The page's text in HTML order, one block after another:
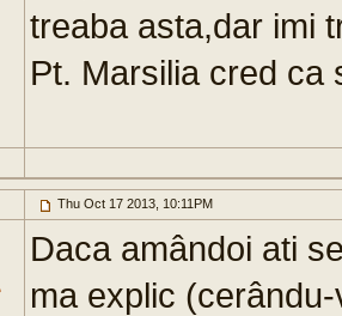
treaba asta,dar imi
Pt. Marsilia cred
Thu Oct 17 2013, 10:11PM
Daca amândoi ati
ma explic